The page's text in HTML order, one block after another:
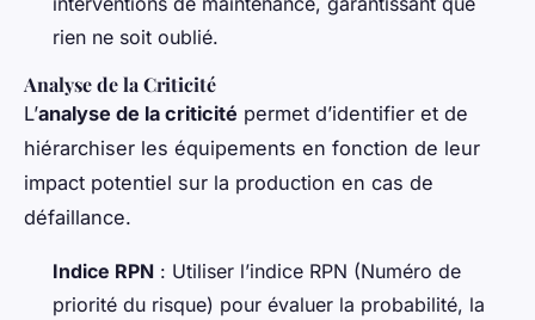
rien ne soit oublié.
Analyse de la Criticité
L’analyse de la criticité permet d’identifier et de
hiérarchiser les équipements en fonction de leur
impact potentiel sur la production en cas de
défaillance.
Indice RPN : Utiliser l’indice RPN (Numéro de
priorité du risque) pour évaluer la probabilité, la